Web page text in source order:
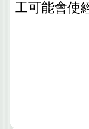
工可能會使